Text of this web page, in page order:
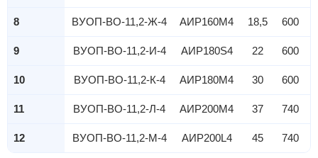
8 ВУОП-ВО-11,2-Ж-4 АИР160M4 18,5 600
9 ВУОП-ВО-11,2-И-4 АИР180S4 22 600
10 ВУОП-ВО-11,2-К-4 АИР180M4 30 600
11 ВУОП-ВО-11,2-Л-4 АИР200M4 37 740
12 ВУОП-ВО-11,2-М-4 АИР200L4 45 740